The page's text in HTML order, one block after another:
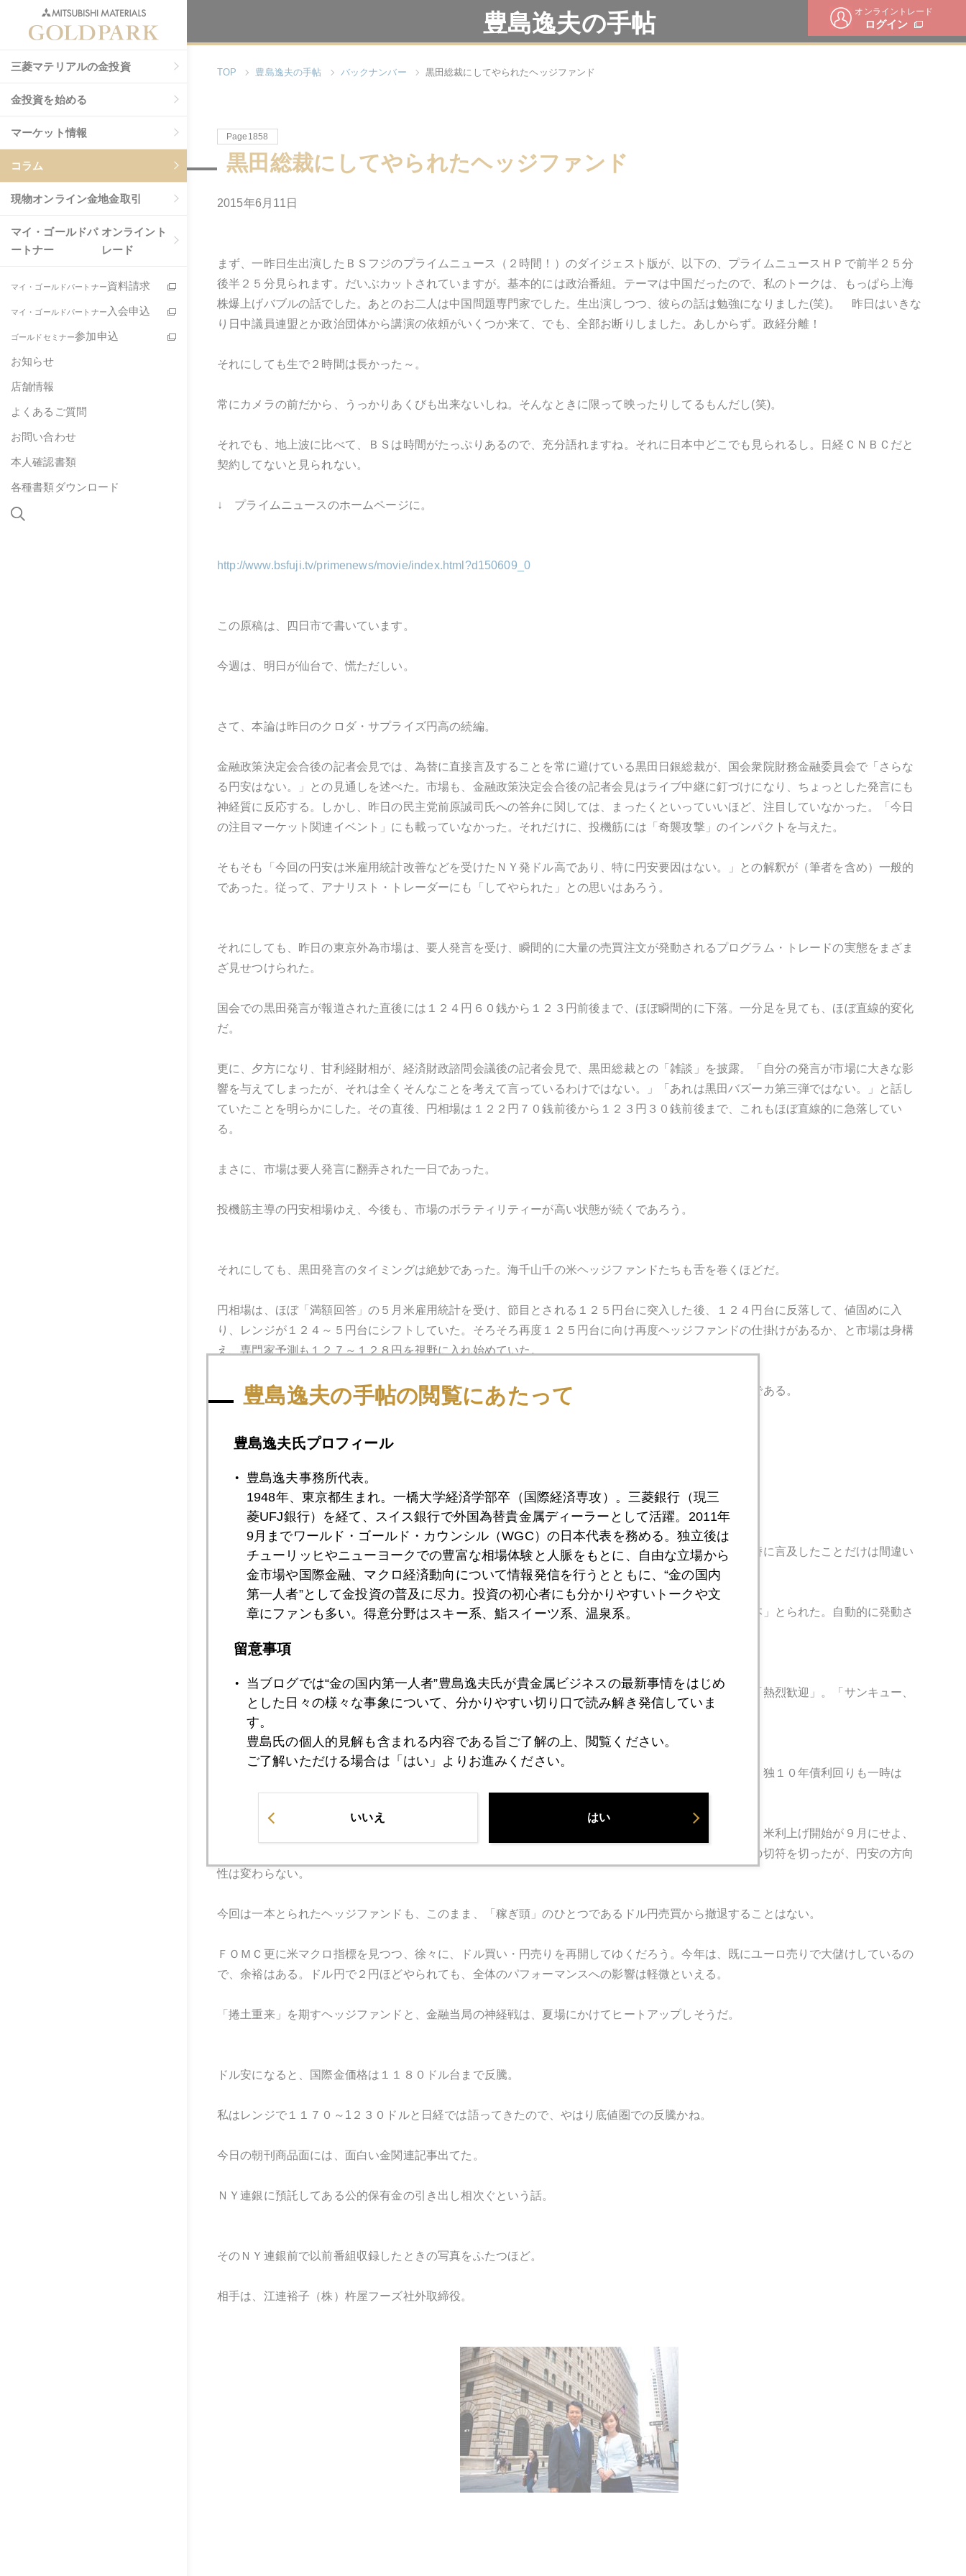
オンライントレード
ログイン
三菱マテリアルの金投資
金投資を始める
マーケット情報
コラム
現物オンライン金地金取引
マイ・ゴールドパ
ートナー
オンライント
レード
マイ・ゴールドパートナー資料請求
マイ・ゴールドパートナー 入会申込
ゴールドセミナー参加申込
お知らせ
店舗情報
よくあるご質問
お問い合わせ
本人確認書類
各種書類ダウンロード
豊島逸夫の手帖
TOP 豊島逸夫の手帖 バックナンバー 黒田総裁にしてやられたヘッジファンド
Page1858
黒田総裁にしてやられたヘッジファンド
2015年6月11日
まず、一昨日生出演したＢＳフジのプライムニュース（２時間！）のダイジェスト版が、以下の、プライムニュースＨＰで前半２５分
後半２５分見られます。だいぶカットされていますが。基本的には政治番組。テーマは中国だったので、私のトークは、もっぱら上海
株爆上げバブルの話でした。あとのお二人は中国問題専門家でした。生出演しつつ、彼らの話は勉強になりました(笑)。 昨日はいきな
り日中議員連盟とか政治団体から講演の依頼がいくつか来て、でも、全部お断りしました。あしからず。政経分離！
それにしても生で２時間は長かった～。
常にカメラの前だから、うっかりあくびも出来ないしね。そんなときに限って映ったりしてるもんだし(笑)。
それでも、地上波に比べて、ＢＳは時間がたっぷりあるので、充分語れますね。それに日本中どこでも見られるし。日経ＣＮＢＣだと
契約してないと見られない。
↓ プライムニュースのホームページに。
http://www.bsfuji.tv/primenews/movie/index.html?d150609_0
この原稿は、四日市で書いています。
今週は、明日が仙台で、慌ただしい。
さて、本論は昨日のクロダ・サプライズ円高の続編。
金融政策決定会合後の記者会見では、為替に直接言及することを常に避けている黒田日銀総裁が、国会衆院財務金融委員会で「さらな
る円安はない。」との見通しを述べた。市場も、金融政策決定会合後の記者会見はライブ中継に釘づけになり、ちょっとした発言にも
神経質に反応する。しかし、昨日の民主党前原誠司氏への答弁に関しては、まったくといっていいほど、注目していなかった。「今日
の注目マーケット関連イベント」にも載っていなかった。それだけに、投機筋には「奇襲攻撃」のインパクトを与えた。
そもそも「今回の円安は米雇用統計改善などを受けたＮＹ発ドル高であり、特に円安要因はない。」との解釈が（筆者を含め）一般的
であった。従って、アナリスト・トレーダーにも「してやられた」との思いはあろう。
それにしても、昨日の東京外為市場は、要人発言を受け、瞬間的に大量の売買注文が発動されるプログラム・トレードの実態をまざま
ざ見せつけられた。
国会での黒田発言が報道された直後には１２４円６０銭から１２３円前後まで、ほぼ瞬間的に下落。一分足を見ても、ほぼ直線的変化
だ。
更に、夕方になり、甘利経財相が、経済財政諮問会議後の記者会見で、黒田総裁との「雑談」を披露。「自分の発言が市場に大きな影
響を与えてしまったが、それは全くそんなことを考えて言っているわけではない。」「あれは黒田バズーカ第三弾ではない。」と話し
ていたことを明らかにした。その直後、円相場は１２２円７０銭前後から１２３円３０銭前後まで、これもほぼ直線的に急落してい
る。
まさに、市場は要人発言に翻弄された一日であった。
投機筋主導の円安相場ゆえ、今後も、市場のボラティリティーが高い状態が続くであろう。
それにしても、黒田発言のタイミングは絶妙であった。海千山千の米ヘッジファンドたちも舌を巻くほどだ。
円相場は、ほぼ「満額回答」の５月米雇用統計を受け、節目とされる１２５円台に突入した後、１２４円台に反落して、値固めに入
り、レンジが１２４～５円台にシフトしていた。そろそろ再度１２５円台に向け再度ヘッジファンドの仕掛けがあるか、と市場は身構
え、専門家予測も１２７～１２８円を視野に入れ始めていた。
しかも、１２５円から１３０円までは、相場的には、ほぼ真空地帯であり、円安が加速しやすい値ごろである。
これは効いた。
黒田総裁のマーケット感覚は「お見事」としかいいようがない。
甘利経財相との雑談でなんと語ろうとも、日銀金融政策決定会合とは異次元のコメントで、直接的に為替に言及したことだけは間違い
ない。それを、ご本人が、全く意識していなかったとは、とても思えない。
結果的に、ドル買い・円売りポジションをかかえた多くのヘッジファンドや個人投機家は、完全に「一本」とられた。自動的に発動さ
なお、ＮＹ時間に入ると、「ドル安」がＮＹ株の買い要因となったので、米国株投資家は、黒田発言を「熱烈歓迎」。「サンキュー、
ミスター・クロダ」との声も聞こえた。
さて、今後の動向だが、米国の利上げ・欧州経済指標改善を視野に、米１０年債利回りは２．４％台に、独１０年債利回りも一時は
１％台に上昇中だ。中期的ドル高・円安トレンドは変わらない。
１２３円台から１２０円に戻るのか、再び１２５円を試すのか、といえば、後者の可能性が極めて強い。米利上げ開始が９月にせよ、
１２月にせよ、円相場が円高で定着するような地合いではない。黒田発言は、円安速度にスピード違反の切符を切ったが、円安の方向
性は変わらない。
今回は一本とられたヘッジファンドも、このまま、「稼ぎ頭」のひとつであるドル円売買から撤退することはない。
ＦＯＭＣ更に米マクロ指標を見つつ、徐々に、ドル買い・円売りを再開してゆくだろう。今年は、既にユーロ売りで大儲けしているの
で、余裕はある。ドル円で２円ほどやられても、全体のパフォーマンスへの影響は軽微といえる。
「捲土重来」を期すヘッジファンドと、金融当局の神経戦は、夏場にかけてヒートアップしそうだ。
ドル安になると、国際金価格は１１８０ドル台まで反騰。
私はレンジで１１７０～1 ２３０ドルと日経では語ってきたので、やはり底値圏での反騰かね。
今日の朝刊商品面には、面白い金関連記事出てた。
ＮＹ連銀に預託してある公的保有金の引き出し相次ぐという話。
そのＮＹ連銀前で以前番組収録したときの写真をふたつほど。
相手は、江連裕子（株）杵屋フーズ社外取締役。
豊島逸夫の手帖の閲覧にあたって
豊島逸夫氏プロフィール
豊島逸夫事務所代表。
1948年、東京都生まれ。一橋大学経済学部卒（国際経済専攻）。三菱銀行（現三
菱UFJ銀行）を経て、スイス銀行で外国為替貴金属ディーラーとして活躍。2011年
9月までワールド・ゴールド・カウンシル（WGC）の日本代表を務める。独立後は
チューリッヒやニューヨークでの豊富な相場体験と人脈をもとに、自由な立場から
金市場や国際金融、マクロ経済動向について情報発信を行うとともに、“金の国内
第一人者”として金投資の普及に尽力。投資の初心者にも分かりやすいトークや文
章にファンも多い。得意分野はスキー系、鮨スイーツ系、温泉系。
留意事項
当ブログでは“金の国内第一人者”豊島逸夫氏が貴金属ビジネスの最新事情をはじめ
とした日々の様々な事象について、分かりやすい切り口で読み解き発信していま
す。
豊島氏の個人的見解も含まれる内容である旨ご了解の上、閲覧ください。
ご了解いただける場合は「はい」よりお進みください。
いいえ はい